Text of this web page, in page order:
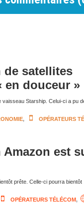
de satellites
en douceur »
vaisseau Starship. Celui-ci a pu
, OPÉRATEURS
est
prête. Celle-ci pourra bientôt
OPÉRATEURS TÉLÉCOM,